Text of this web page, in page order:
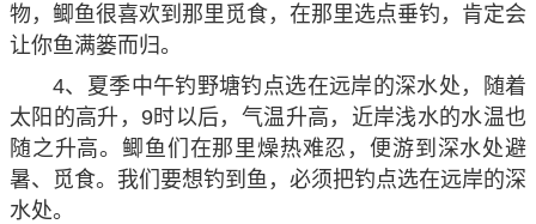
物，鲫鱼很喜欢到那里觅食，在那里选点垂钓，肯定会
让你鱼满篓而归。
4、夏季中午钓野塘钓点选在远岸的深水处，随着
太阳的高升，9时以后，气温升高，近岸浅水的水温也
随之升高。鲫鱼们在那里燥热难忍，便游到深水处避
暑、觅食。我们要想钓到鱼，必须把钓点选在远岸的深
水处。